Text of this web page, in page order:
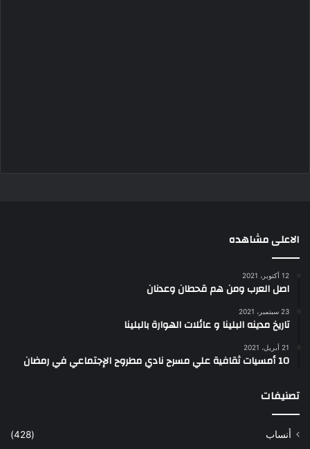
الاعلى مشاهده
12 أكتوبر، 2021
اصل العرب ومن هم قحطان وعدنان
23 سبتمبر، 2021
تاريخ مدينه البلينا و عائلات الهوارة بالبلينا
21 أبريل، 2021
10 أمسيات ثقافية علي مسرح نادي مطروح الإجتماعي في رمضان
تصنيفات
أنساب
(428)